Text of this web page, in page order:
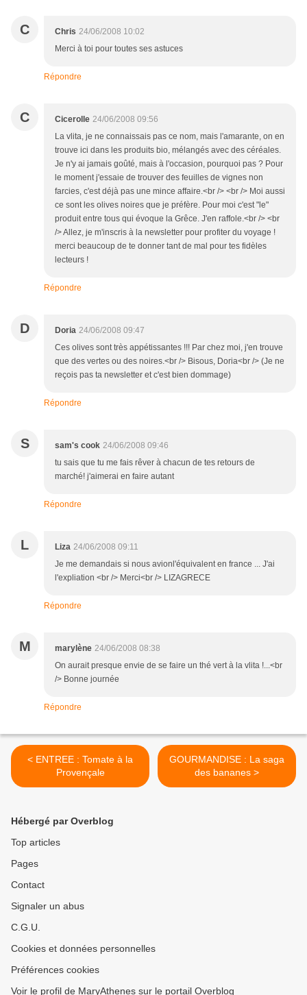
C Chris 24/06/2008 10:02
Merci à toi pour toutes ses astuces
Répondre
C Cicerolle 24/06/2008 09:56
La vlita, je ne connaissais pas ce nom, mais l'amarante, on en
trouve ici dans les produits bio, mélangés avec des céréales.
Je n'y ai jamais goûté, mais à l'occasion, pourquoi pas ? Pour
le moment j'essaie de trouver des feuilles de vignes non
farcies, c'est déjà pas une mince affaire.<br /> <br /> Moi aussi
ce sont les olives noires que je préfère. Pour moi c'est "le"
produit entre tous qui évoque la Grêce. J'en raffole.<br /> <br
/> Allez, je m'inscris à la newsletter pour profiter du voyage !
merci beaucoup de te donner tant de mal pour tes fidèles
lecteurs !
Répondre
D Doria 24/06/2008 09:47
Ces olives sont très appétissantes !!! Par chez moi, j'en trouve
que des vertes ou des noires.<br /> Bisous, Doria<br /> (Je ne
reçois pas ta newsletter et c'est bien dommage)
Répondre
S sam's cook 24/06/2008 09:46
tu sais que tu me fais rêver à chacun de tes retours de
marché! j'aimerai en faire autant
Répondre
L Liza 24/06/2008 09:11
Je me demandais si nous avionl'équivalent en france ... J'ai
l'expliation <br /> Merci<br /> LIZAGRECE
Répondre
M marylène 24/06/2008 08:38
On aurait presque envie de se faire un thé vert à la vlita !...<br
/> Bonne journée
Répondre
< ENTREE : Tomate à la
Provençale
GOURMANDISE : La saga
des bananes >
Hébergé par Overblog
Top articles
Pages
Contact
Signaler un abus
C.G.U.
Cookies et données personnelles
Préférences cookies
Voir le profil de MaryAthenes sur le portail Overblog